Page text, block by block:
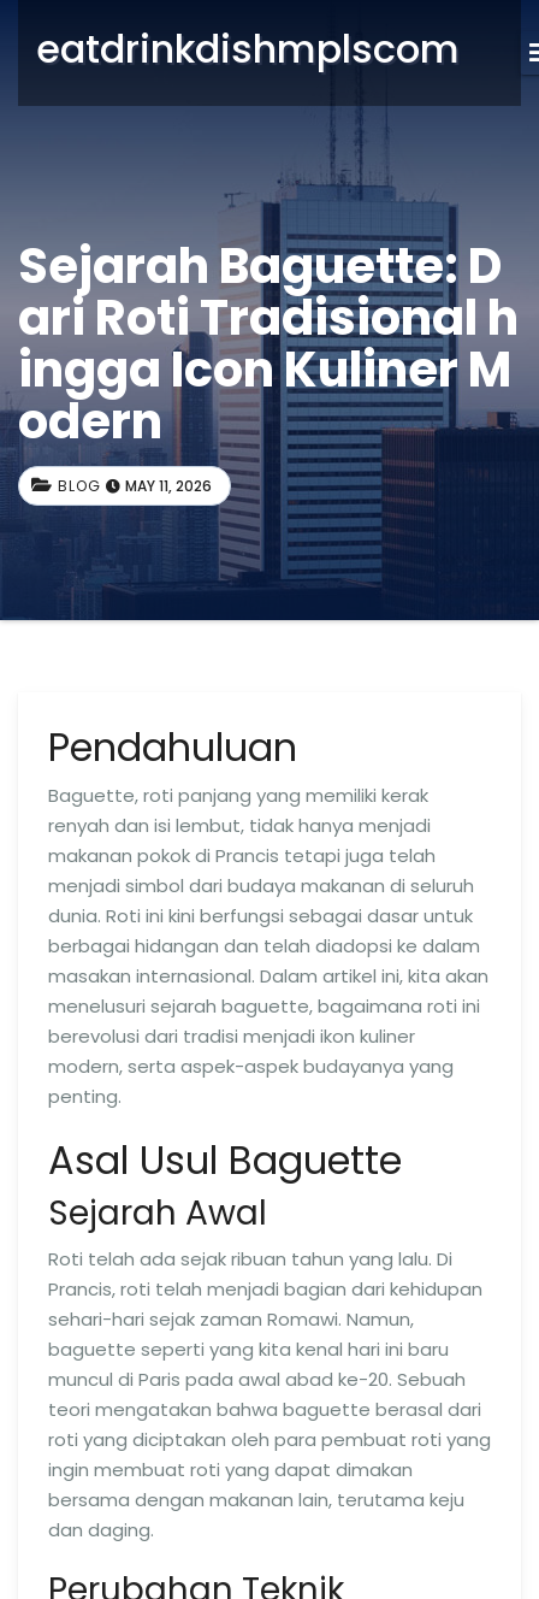
eatdrinkdishmplscom
Sejarah Baguette: D
ari Roti Tradisional h
ingga Icon Kuliner M
odern
BLOG MAY 11, 2026
Pendahuluan
Baguette, roti panjang yang memiliki kerak
renyah dan isi lembut, tidak hanya menjadi
makanan pokok di Prancis tetapi juga telah
menjadi simbol dari budaya makanan di seluruh
dunia. Roti ini kini berfungsi sebagai dasar untuk
berbagai hidangan dan telah diadopsi ke dalam
masakan internasional. Dalam artikel ini, kita akan
menelusuri sejarah baguette, bagaimana roti ini
berevolusi dari tradisi menjadi ikon kuliner
modern, serta aspek-aspek budayanya yang
penting.
Asal Usul Baguette
Sejarah Awal
Roti telah ada sejak ribuan tahun yang lalu. Di
Prancis, roti telah menjadi bagian dari kehidupan
sehari-hari sejak zaman Romawi. Namun,
baguette seperti yang kita kenal hari ini baru
muncul di Paris pada awal abad ke-20. Sebuah
teori mengatakan bahwa baguette berasal dari
roti yang diciptakan oleh para pembuat roti yang
ingin membuat roti yang dapat dimakan
bersama dengan makanan lain, terutama keju
dan daging.
Perubahan Teknik